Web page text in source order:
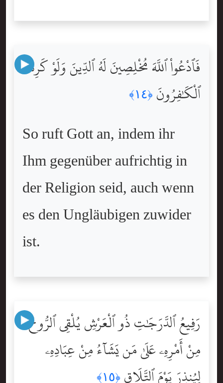
فَٱدْعُواْ ٱللَّهَ مُخْلِصِينَ لَهُ ٱلدِّينَ وَلَوْ كَرِهَ
ٱلْكَٰفِرُونَ ﴿١٤﴾
So ruft Gott an, indem ihr
Ihm gegenüber aufrichtig in
der Religion seid, auch wenn
es den Ungläubigen zuwider
ist.
رَفِيعُ ٱلدَّرَجَٰتِ ذُو ٱلْعَرْشِ يُلْقِى ٱلرُّوحَ
مِنْ أَمْرِهِۦ عَلَىٰ مَن يَشَآءُ مِنْ عِبَادِهِۦ
لِيُنذِرَ يَوْمَ ٱلتَّلَاقِ ﴿١٥﴾